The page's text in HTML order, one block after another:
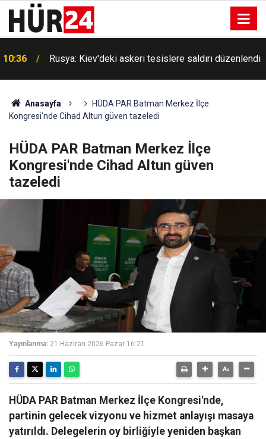
10:30
kameralara yansıdı
Anasayfa
HÜDA PAR Batman Merkez İlçe
Kongresi'nde Cihad Altun güven tazeledi
HÜDA PAR Batman Merkez İlçe
Kongresi'nde Cihad Altun güven
tazeledi
Yayınlanma: 21 Haziran 2026 Pazar 16:21
HÜDA PAR Batman Merkez İlçe Kongresi'nde,
partinin gelecek vizyonu ve hizmet anlayışı masaya
yatırıldı. Delegelerin oy birliğiyle yeniden başkan